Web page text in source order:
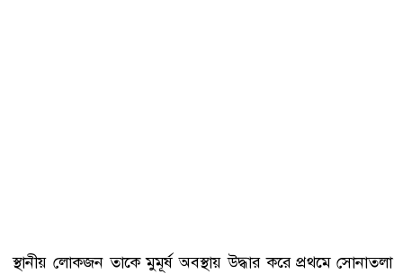
স্থানীয় লোকজন তাকে মুমূর্ষ অবস্থায় উদ্ধার করে প্রথমে সোনাতলা